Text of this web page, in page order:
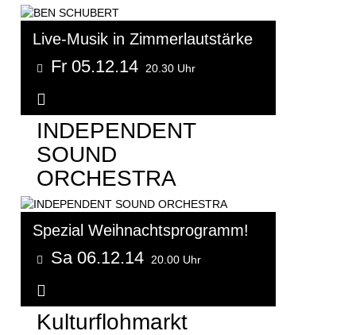
Live-Musik in Zimmerlautstärke
Fr 05.12.14 20.30 Uhr
INDEPENDENT
SOUND
ORCHESTRA
Spezial Weihnachtsprogramm!
Sa 06.12.14 20.00 Uhr
Kulturflohmarkt